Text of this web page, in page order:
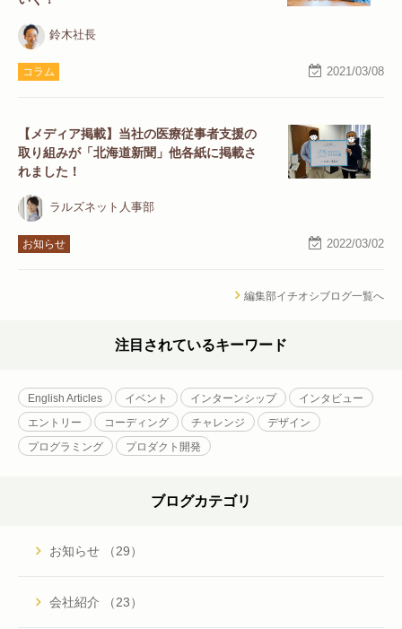
鈴木社長
コラム 2021/03/08
【メディア掲載】当社の医療従事者支援の
取り組みが「北海道新聞」他各紙に掲載さ
れました！
ラルズネット人事部
お知らせ 2022/03/02
編集部イチオシブログ一覧へ
注目されているキーワード
English Articles イベント インターンシップ
インタビュー
エントリー
コーディング チャレンジ
デザイン
プログラミング
プロダクト開発
ブログカテゴリ
お知らせ （29）
会社紹介 （23）